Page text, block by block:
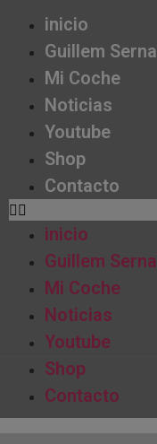
inicio
Guillem Serna
Mi Coche
Noticias
Youtube
Shop
Contacto
inicio
Guillem Serna
Mi Coche
Noticias
Youtube
Shop
Contacto